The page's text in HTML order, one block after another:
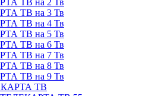
ТВ на 2 Тв
ТВ на 3 Тв
ТВ на 4 Тв
ТВ на 5 Тв
ТВ на 6 Тв
ТВ на 7 Тв
ТВ на 8 Тв
ТВ на 9 Тв
ТВ